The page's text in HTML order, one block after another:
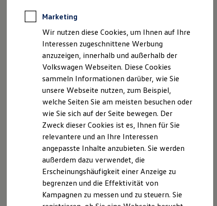
Notdienst und Pannenhilfe
Software, Konnektivität & Apps
California App
VW Connect für Ihren ID. Buzz
VW Connect für Ihren Transporter/Caravelle
VW Connect für Ihren Amarok
VW Connect für andere Modelle
Connect Pro
Fleet Interface Data
Multistop Pathfinder
Übersicht Software Updates
Digitales Bordbuch
Fahrerassistenz- und Sicherheitssysteme
Kontrollleuchten
Batterieverordnung
XTL-Dieselkraftstoff
Ersatzteile und Betriebsflüssigkeiten
Original Zubehör und Lifestyle Produkte
myVolkswagen
myVolkswagen Business
Elektrisch & Autonom
Inhaltlich verantwortlich gemäß § 55 RStV:
Autohaus Timpe GmbH
vertretungsberechtigter Geschäftsführer: Thomas
Versicherungsvermittlerregister (
www.vermittlerregister.info/)
Registrierungsnummer: D-1JXJ-ELH4X-76
Produktakzessorischer Versicherungsvertreter mit
Erlaubnisbefreiung nach § 34 d Abs. 3 GewO i.V.m §
34d Abs. 1 GewO
Zuständige Stelle:
Marketing
Wir nutzen diese Cookies, um Ihnen auf Ihre
Interessen zugeschnittene Werbung
anzuzeigen, innerhalb und außerhalb der
Volkswagen Webseiten. Diese Cookies
sammeln Informationen darüber, wie Sie
unsere Webseite nutzen, zum Beispiel,
welche Seiten Sie am meisten besuchen oder
wie Sie sich auf der Seite bewegen. Der
Zweck dieser Cookies ist es, Ihnen für Sie
relevantere und an Ihre Interessen
angepasste Inhalte anzubieten. Sie werden
außerdem dazu verwendet, die
Erscheinungshäufigkeit einer Anzeige zu
begrenzen und die Effektivität von
Kampagnen zu messen und zu steuern. Sie